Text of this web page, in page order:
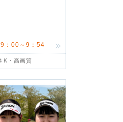
：00～9：54
K・高画質